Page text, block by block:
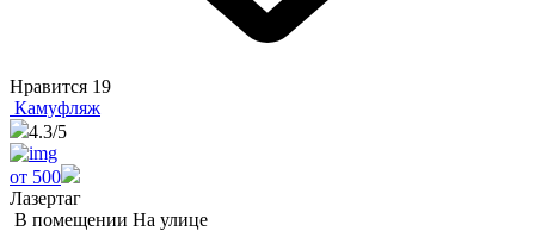
Нравится 19
Камуфляж
4.3/5
от 500
Лазертаг
В помещении На улице